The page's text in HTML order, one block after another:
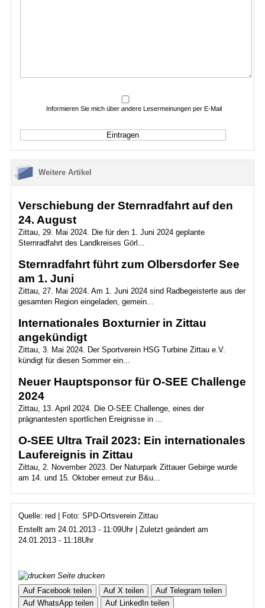
Informieren Sie mich über andere Lesermeinungen per E-Mail
Weitere Artikel
Verschiebung der Sternradfahrt auf den
24. August
Zittau, 29. Mai 2024. Die für den 1. Juni 2024 geplante
Sternradfahrt des Landkreises Görl...
Sternradfahrt führt zum Olbersdorfer See
am 1. Juni
Zittau, 27. Mai 2024. Am 1. Juni 2024 sind Radbegeisterte aus der
gesamten Region eingeladen, gemein...
Internationales Boxturnier in Zittau
angekündigt
Zittau, 3. Mai 2024. Der Sportverein HSG Turbine Zittau e.V.
kündigt für diesen Sommer ein...
Neuer Hauptsponsor für O-SEE Challenge
2024
Zittau, 13. April 2024. Die O-SEE Challenge, eines der
prägnantesten sportlichen Ereignisse in ...
O-SEE Ultra Trail 2023: Ein internationales
Laufereignis in Zittau
Zittau, 2. November 2023. Der Naturpark Zittauer Gebirge wurde
am 14. und 15. Oktober erneut zur B&u...
Quelle: red | Foto: SPD-Ortsverein Zittau
Erstellt am 24.01.2013 - 11:09Uhr | Zuletzt geändert am
24.01.2013 - 11:18Uhr
Seite drucken
Auf Facebook teilen
Auf X teilen
Auf Telegram teilen
Auf WhatsApp teilen
Auf LinkedIn teilen